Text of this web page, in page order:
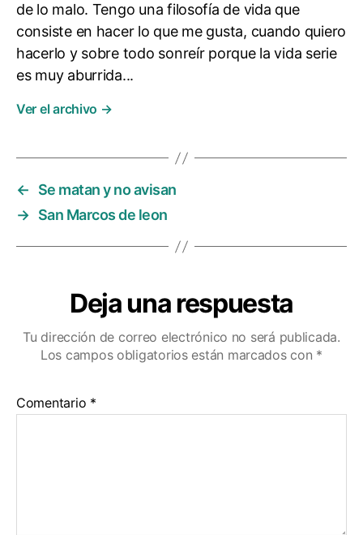
de lo malo. Tengo una filosofía de vida que
consiste en hacer lo que me gusta, cuando quiero
hacerlo y sobre todo sonreír porque la vida serie
es muy aburrida...
Ver el archivo →
←
Se matan y no avisan
→ San Marcos de leon
Deja una respuesta
Tu dirección de correo electrónico no será publicada.
Los campos obligatorios están marcados con *
Comentario *